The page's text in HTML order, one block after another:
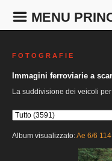
MENU
F O T O G R A F I E
Immagini ferroviarie a
La suddivisione dei veicoli
Album visualizzato:Ae 6/6